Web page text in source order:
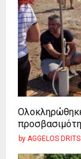
by AGGELOS